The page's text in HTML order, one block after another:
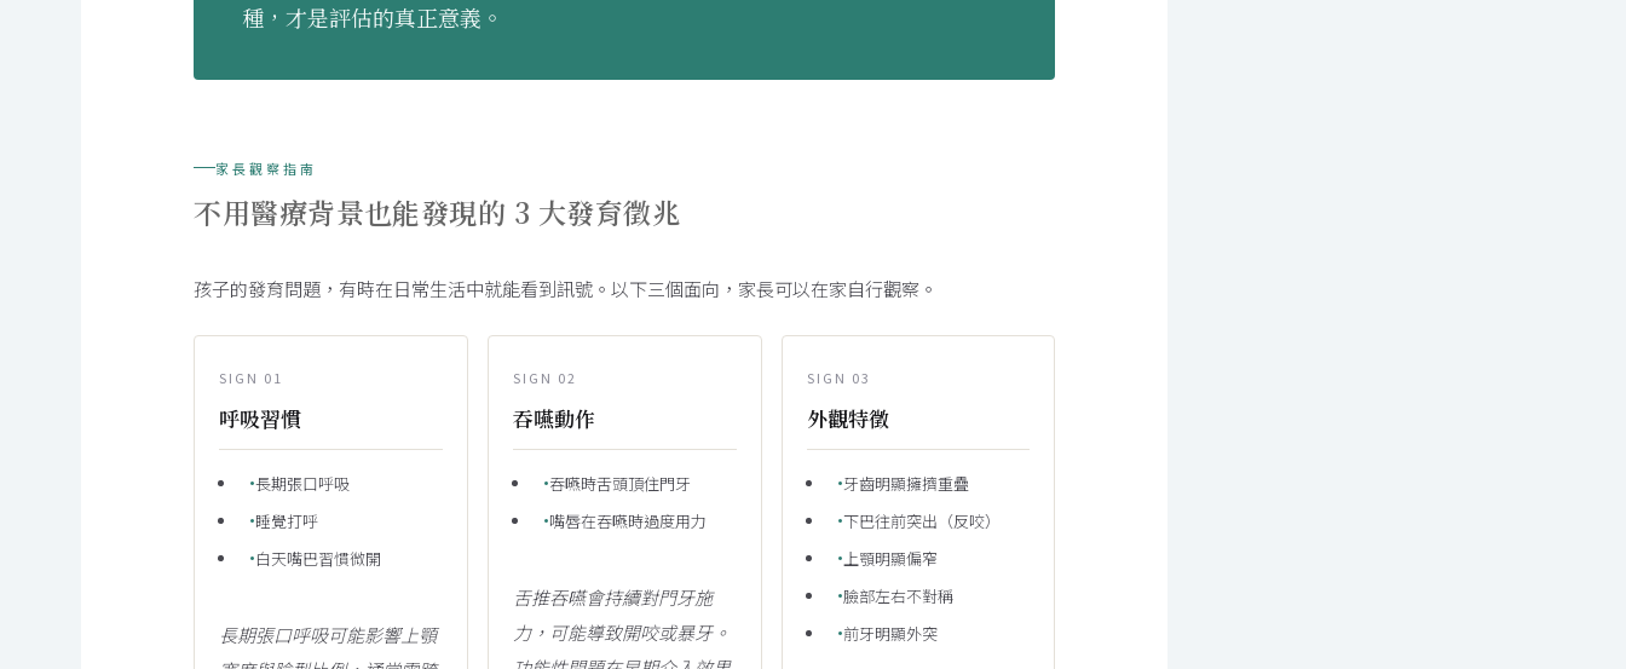
種，才是評估的真正意義。
家長觀察指南
不用醫療背景也能發現的 3 大發育徵兆
孩子的發育問題，有時在日常生活中就能看到訊號。以下三個面向，家長可以在家自行觀察。
SIGN 01
呼吸習慣
長期張口呼吸
睡覺打呼
白天嘴巴習慣微開
長期張口呼吸可能影響上顎
SIGN 02
吞嚥動作
吞嚥時舌頭頂住門牙
嘴唇在吞嚥時過度用力
舌推吞嚥會持續對門牙施
力，可能導致開咬或暴牙。
SIGN 03
外觀特徵
牙齒明顯擁擠重疊
下巴往前突出（反咬）
上顎明顯偏窄
臉部左右不對稱
前牙明顯外突